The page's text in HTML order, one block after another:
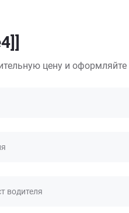
цену и
водителя